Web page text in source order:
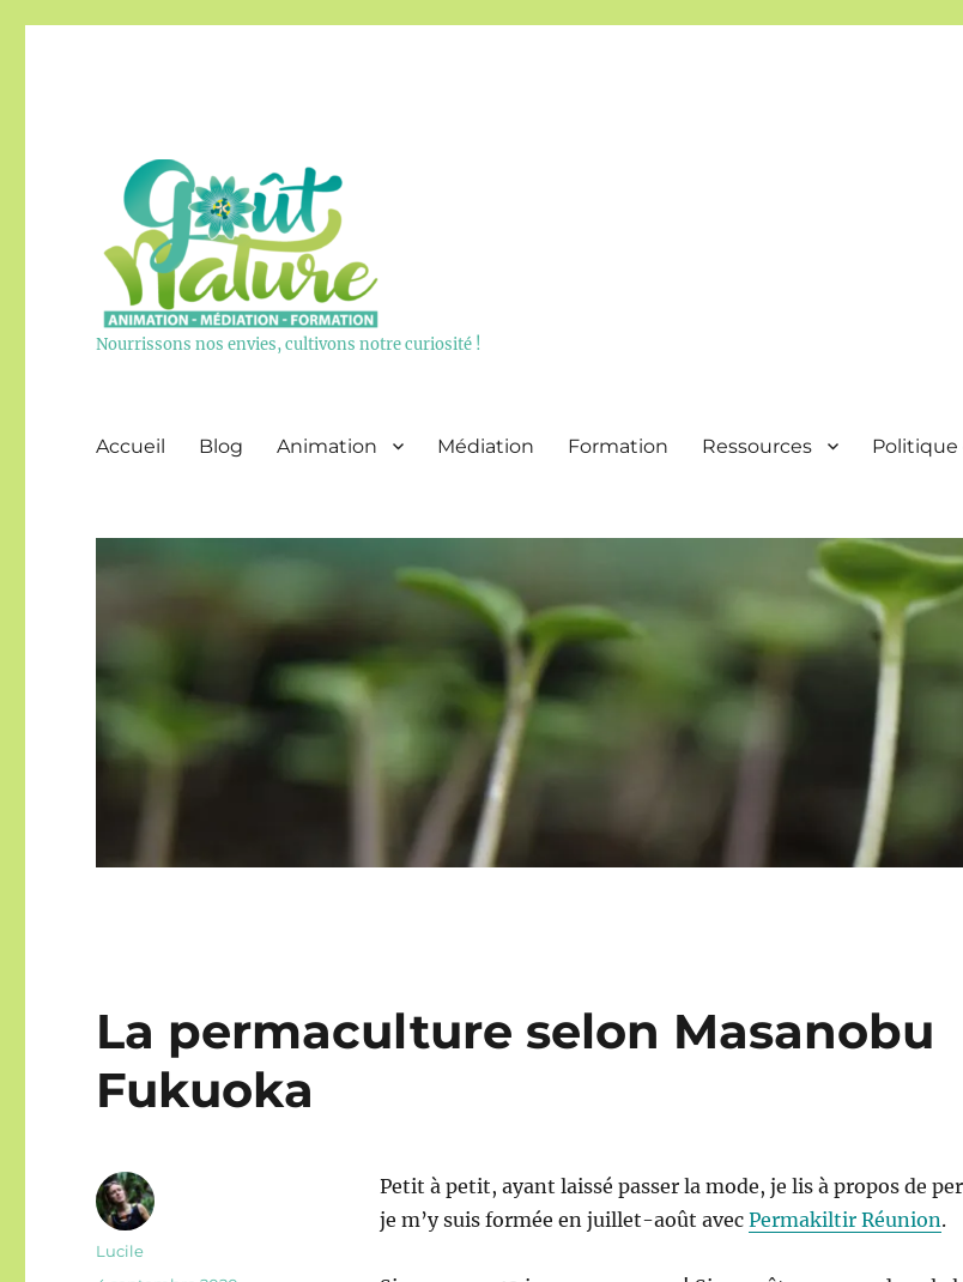
Nourrissons nos envies, cultivons notre curiosité !
Accueil Blog Animation Médiation Formation Ressources
La permaculture selon Masanobu
Fukuoka
Petit à petit, ayant laissé passer la mode, je lis à propos de
je m’y suis formée en juillet-août avec Permakiltir Réunion.
Auteur
Lucile